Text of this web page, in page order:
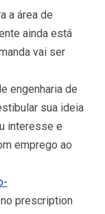
a área de
ainda está
vai ser
engenharia de
sua ideia
interesse e
emprego ao
no prescription